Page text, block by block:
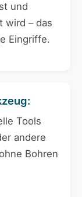
und
wird – das
Eingriffe.
Tools
andere
Bohren